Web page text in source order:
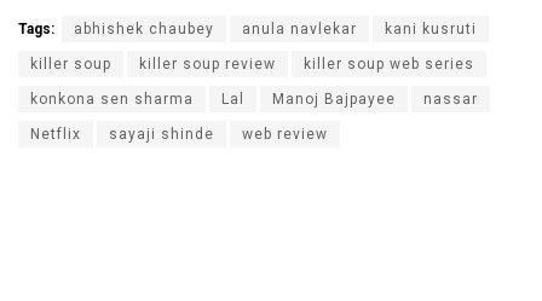
Tags: abhishek chaubey anula navlekar kani kusruti
killer soup killer soup review killer soup web series
konkona sen sharma Lal Manoj Bajpayee nassar
Netflix sayaji shinde web review